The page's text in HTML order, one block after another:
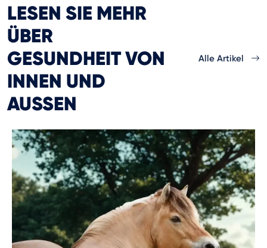
LESEN SIE MEHR
ÜBER
GESUNDHEIT VON
INNEN UND
AUSSEN
Alle Artikel